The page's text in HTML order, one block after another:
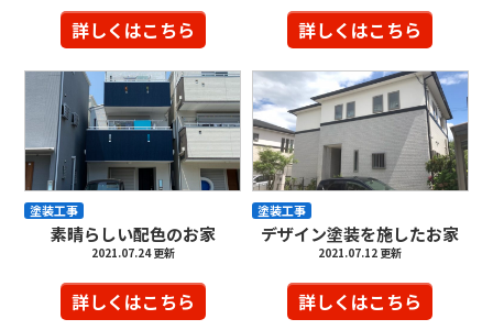
詳しくはこちら 詳しくはこちら
素晴らしい配色のお家
2021.07.24 更新
詳しくはこちら
塗装工事
デザイン塗装を施したお家
2021.07.12 更新
詳しくはこちら
塗装工事